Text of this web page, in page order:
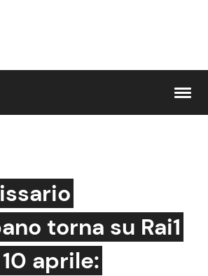
Gossip e TV
Bellezze VIP
torna su Rai1
aprile: